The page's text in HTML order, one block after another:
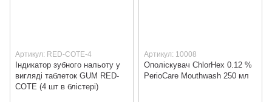
Артикул: RED-COTE-4
Індикатор зубного нальоту у
вигляді таблеток GUM RED-
COTE (4 шт в блістері)
Артикул: 10008
Ополіскувач ChlorHex 0.12 %
PerioCare Mouthwash 250 мл